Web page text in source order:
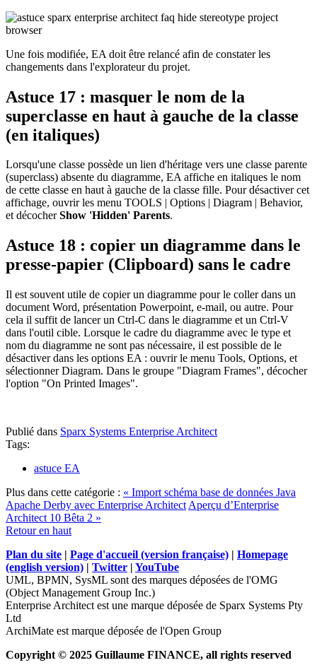
Une fois modifiée, EA doit être relancé afin de constater les
changements dans l'explorateur du projet.
Astuce 17 : masquer le nom de la
superclasse en haut à gauche de la classe
(en italiques)
Lorsqu'une classe possède un lien d'héritage vers une classe parente
(superclass) absente du diagramme, EA affiche en italiques le nom
de cette classe en haut à gauche de la classe fille. Pour désactiver cet
affichage, ouvrir les menu TOOLS | Options | Diagram | Behavior,
et décocherShow 'Hidden' Parents.
Astuce 18 : copier un diagramme dans le
presse-papier (Clipboard) sans le cadre
Il est souvent utile de copier un diagramme pour le coller dans un
document Word, présentation Powerpoint, e-mail, ou autre. Pour
cela il suffit de lancer un Ctrl-C dans le diagramme et un Ctrl-V
dans l'outil cible. Lorsque le cadre du diagramme avec le type et
nom du diagramme ne sont pas nécessaire, il est possible de le
désactiver dans les options EA : ouvrir le menu Tools, Options, et
sélectionner Diagram. Dans le groupe "Diagram Frames", décocher
l'option "On Printed Images".
Publié dans Sparx Systems Enterprise Architect
Tags:
astuce EA
Plus dans cette catégorie : « Import schéma base de données Java
Apache Derby avec Enterprise Architect Aperçu d’Enterprise
Architect 10 Bêta 2 »
Retour en haut
Plan du site | Page d'accueil (version française) | Homepage
(english version) | Twitter | YouTube
UML, BPMN, SysML sont des marques déposées de l'OMG
(Object Management Group Inc.)
Enterprise Architect est une marque déposée de Sparx Systems Pty
Ltd
ArchiMate est marque déposée de l'Open Group
Copyright © 2025 Guillaume FINANCE, all rights reserved